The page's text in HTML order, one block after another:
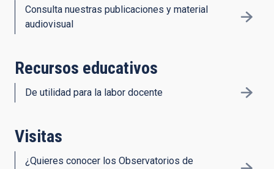
Consulta nuestras publicaciones y material
audiovisual
Recursos educativos
De utilidad para la labor docente
Visitas
¿Quieres conocer los Observatorios de